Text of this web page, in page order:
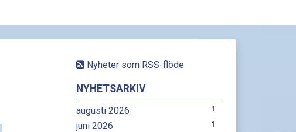
Nyheter som RSS-flöde
NYHETSARKIV
augusti 2026 1
juni 2026 1